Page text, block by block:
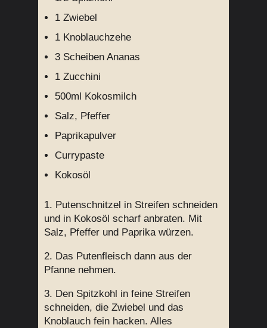
1 Zwiebel
1 Knoblauchzehe
3 Scheiben Ananas
1 Zucchini
500ml Kokosmilch
Salz, Pfeffer
Paprikapulver
Currypaste
Kokosöl
1. Putenschnitzel in Streifen schneiden
und in Kokosöl scharf anbraten. Mit
Salz, Pfeffer und Paprika würzen.
2. Das Putenfleisch dann aus der
Pfanne nehmen.
3. Den Spitzkohl in feine Streifen
schneiden, die Zwiebel und das
Knoblauch fein hacken. Alles